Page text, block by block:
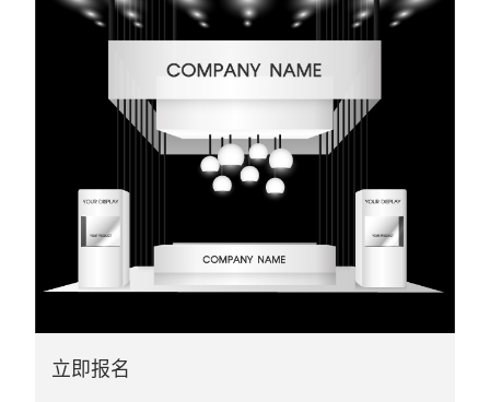
立即报名